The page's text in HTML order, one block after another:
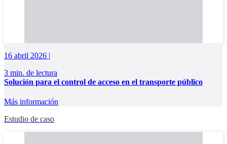
16 abril 2026 |
3 min. de lectura
Solución para el control de acceso en el transporte público
Más información
Estudio de caso